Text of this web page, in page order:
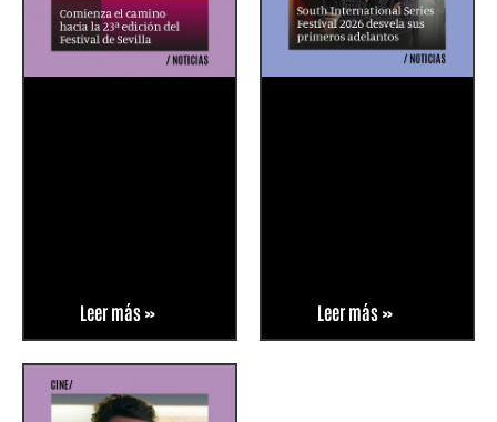
Leer más » Leer más »